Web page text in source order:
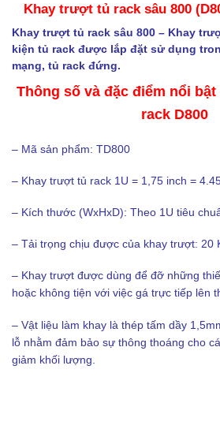
Khay trượt tủ rack sâu 800
Khay trượt tủ rack sâu 800 – Khay
kiện tủ rack được lắp đặt sử dụng
mạng, tủ rack đứng.
Thông số và đặc điểm nổi
rack D800
– Mã sản phẩm: TD800
– Khay trượt tủ rack 1U = 1,75 inch =
– Kích thước (WxHxD): Theo 1U tiêu
– Tải trọng chịu được của khay trượt: 20
– Khay trượt được dùng để đỡ những
hoặc không tiện với việc gá trực tiếp lên
– Vật liệu làm khay là thép tấm dầy
lỗ nhằm đảm bảo sự thông thoáng cho
giảm khối lượng.